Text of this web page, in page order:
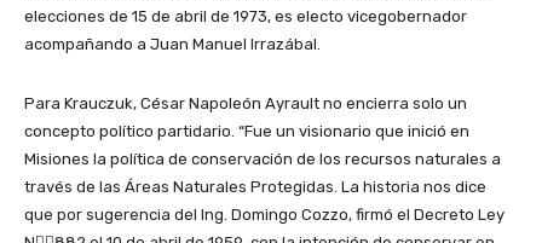
elecciones de 15 de abril de 1973, es electo vicegobernador
acompañando a Juan Manuel Irrazábal.
Para Krauczuk, César Napoleón Ayrault no encierra solo un
concepto político partidario. “Fue un visionario que inició en
Misiones la política de conservación de los recursos naturales a
través de las Áreas Naturales Protegidas. La historia nos dice
que por sugerencia del Ing. Domingo Cozzo, firmó el Decreto Ley